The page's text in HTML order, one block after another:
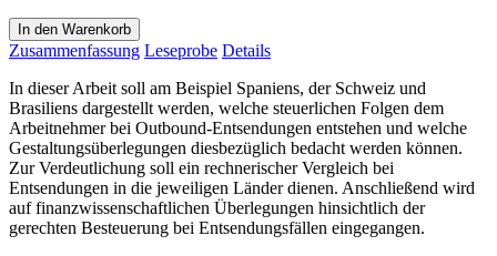
In den Warenkorb
Zusammenfassung Leseprobe Details
In dieser Arbeit soll am Beispiel Spaniens, der Schweiz und
Brasiliens dargestellt werden, welche steuerlichen Folgen dem
Arbeitnehmer bei Outbound-Entsendungen entstehen und welche
Gestaltungsüberlegungen diesbezüglich bedacht werden können.
Zur Verdeutlichung soll ein rechnerischer Vergleich bei
Entsendungen in die jeweiligen Länder dienen. Anschließend wird
auf finanzwissenschaftlichen Überlegungen hinsichtlich der
gerechten Besteuerung bei Entsendungsfällen eingegangen.